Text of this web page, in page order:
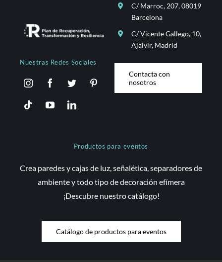
Nuestras Redes Sociales
C/ Marroc, 207, 08019
Barcelona
C/ Vicente Gallego, 10,
Ajalvir, Madrid
Contacta con
nosotros
Productos para eventos
Crea paredes y cajas de luz, señalética, separadores de
ambiente y todo tipo de decoración efímera
¡Descubre nuestro catálogo!
Catálogo de productos para eventos